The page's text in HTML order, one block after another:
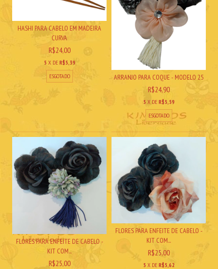
HASHI PARA CABELO EM MADEIRA
CURVA
R$24,00
5 X DE R$5,39
ESGOTADO
ARRANJO PARA COQUE - MODELO 25
R$24,90
5 X DE R$5,59
ESGOTADO
FLORES PARA ENFEITE DE CABELO -
KIT COM...
R$25,00
FLORES PARA ENFEITE DE CABELO -
KIT COM...
R$25,00
5 X DE R$5,62